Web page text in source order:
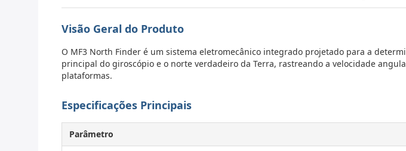
Visão Geral do Produto
O MF3 North Finder é um sistema eletromecânico integrado projetado para a
principal do giroscópio e o norte verdadeiro da Terra, rastreando a velocidade
plataformas.
Especificações Principais
Parâmetro